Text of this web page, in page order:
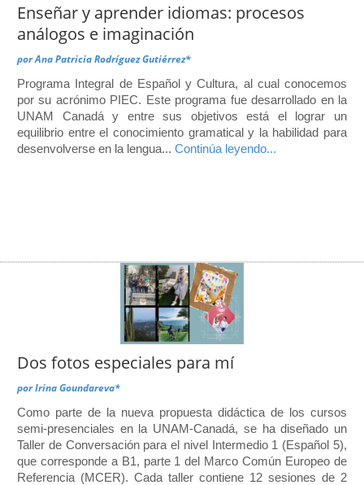
Enseñar y aprender idiomas: procesos
análogos e imaginación
porAna Patricia Rodríguez Gutiérrez*
Programa Integral de Español y Cultura, al cual conocemos
por su acrónimo PIEC. Este programa fue desarrollado en la
UNAM Canadá y entre sus objetivos está el lograr un
equilibrio entre el conocimiento gramatical y la habilidad para
desenvolverse en la lengua... Continúa leyendo...
Dos fotos especiales para mí
porIrina Goundareva*
Como parte de la nueva propuesta didáctica de los cursos
semi-presenciales en la UNAM-Canadá, se ha diseñado un
Taller de Conversación para el nivel Intermedio 1 (Español 5),
que corresponde a B1, parte 1 del Marco Común Europeo de
Referencia (MCER). Cada taller contiene 12 sesiones de 2